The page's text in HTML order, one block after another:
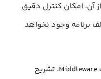
آن، امکان کنترل دقیق
وجود نخواهد
، به تعریف Middleware، تشریح